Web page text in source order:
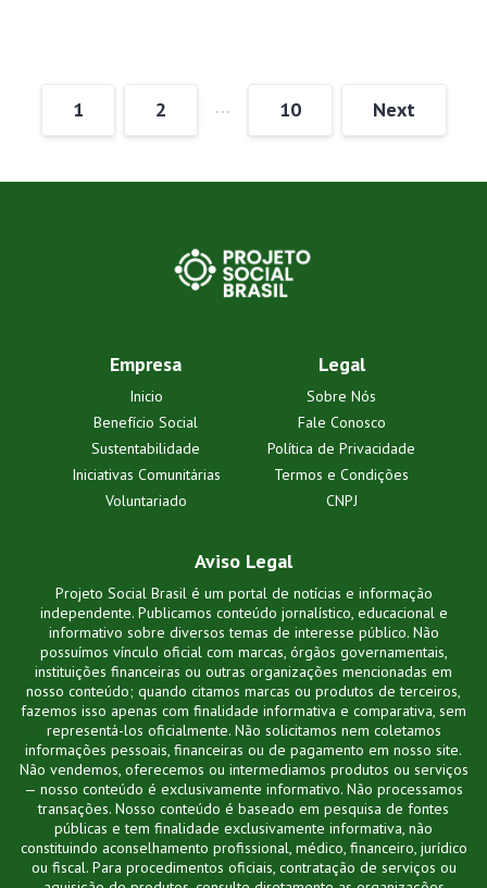
1 2 … 10 Next
Empresa
Inicio
Benefício Social
Sustentabilidade
Iniciativas Comunitárias
Voluntariado
Legal
Sobre Nós
Fale Conosco
Política de Privacidade
Termos e Condições
CNPJ
Aviso Legal
Projeto Social Brasil é um portal de notícias e informação
independente. Publicamos conteúdo jornalístico, educacional e
informativo sobre diversos temas de interesse público. Não
possuímos vínculo oficial com marcas, órgãos governamentais,
instituições financeiras ou outras organizações mencionadas em
nosso conteúdo; quando citamos marcas ou produtos de terceiros,
fazemos isso apenas com finalidade informativa e comparativa, sem
representá-los oficialmente. Não solicitamos nem coletamos
informações pessoais, financeiras ou de pagamento em nosso site.
Não vendemos, oferecemos ou intermediamos produtos ou serviços
— nosso conteúdo é exclusivamente informativo. Não processamos
transações. Nosso conteúdo é baseado em pesquisa de fontes
públicas e tem finalidade exclusivamente informativa, não
constituindo aconselhamento profissional, médico, financeiro, jurídico
ou fiscal. Para procedimentos oficiais, contratação de serviços ou